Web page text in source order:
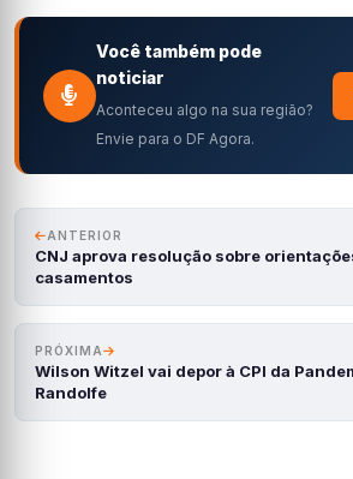
Você também pode
noticiar
Aconteceu algo na sua região?
Envie para o DF Agora.
ANTERIOR
CNJ aprova resolução sobre
casamentos
PRÓXIMA
Wilson Witzel vai depor à CPI da
Randolfe